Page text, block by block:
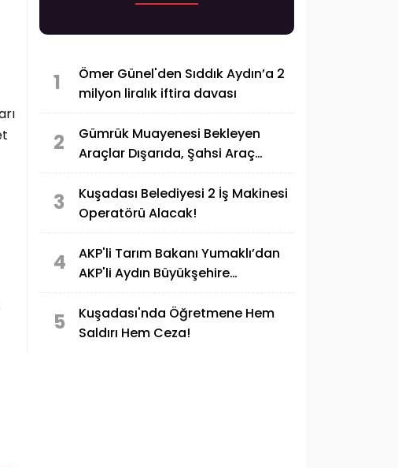
1
Ömer Günel'den Sıddık Aydın’a 2
milyon liralık iftira davası
2
Gümrük Muayenesi Bekleyen
Araçlar Dışarıda, Şahsi Araç
3
Kuşadası Belediyesi 2 İş Makinesi
Operatörü Alacak!
4
AKP'li Tarım Bakanı Yumaklı’dan
AKP'li Aydın Büyükşehire
5
Kuşadası'nda Öğretmene Hem
Saldırı Hem Ceza!